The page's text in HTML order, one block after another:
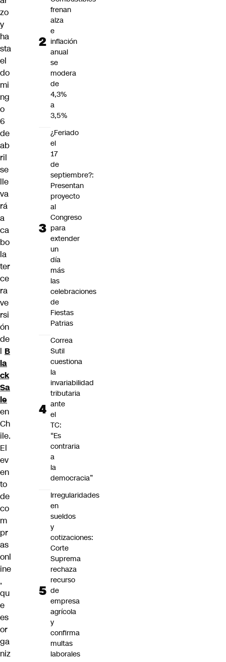
zo
y
ha
sta
el
do
mi
ng
o
6
de
ab
ril
se
lle
va
rá
a
ca
bo
la
ter
ce
ra
ve
rsi
ón
de
l B
la
ck
Sa
le
en
Ch
ile.
El
ev
en
to
de
co
m
pr
as
onl
ine
,
qu
e
es
or
ga
niz
frenan
alza
e
inflación
anual
se
modera
de
4,3%
a
3,5%
¿Feriado
el
17
de
septiembre?:
Presentan
proyecto
al
Congreso
para
extender
un
día
más
las
celebraciones
de
Fiestas
Patrias
Correa
Sutil
cuestiona
la
invariabilidad
tributaria
ante
el
TC:
“Es
contraria
a
la
democracia”
Irregularidades
en
sueldos
y
cotizaciones:
Corte
Suprema
rechaza
recurso
de
empresa
agrícola
y
confirma
multas
laborales